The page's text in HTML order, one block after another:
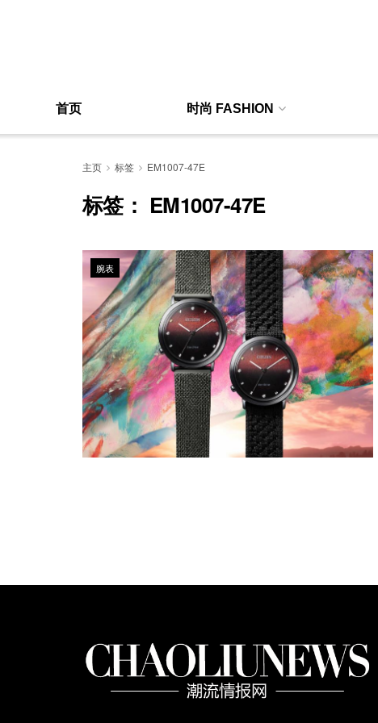
首页 时尚 FASHION
主页 标签 EM1007-47E
标签： EM1007-47E
腕表